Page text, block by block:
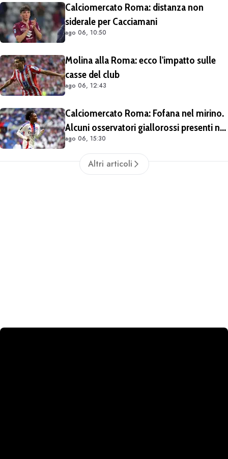
Calciomercato Roma: distanza non
siderale per Cacciamani
ago 06, 10:50
Molina alla Roma: ecco l'impatto sulle
casse del club
ago 06, 12:43
Calciomercato Roma: Fofana nel mirino.
Alcuni osservatori giallorossi presenti nel
match di Champions con il Lione
ago 06, 15:30
Altri articoli